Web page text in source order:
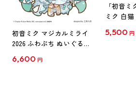
初音ミク マジカルミライ
2026 ふわぷち ぬいぐるみ
6,600 円
「初音
ミク 白
5,500 円